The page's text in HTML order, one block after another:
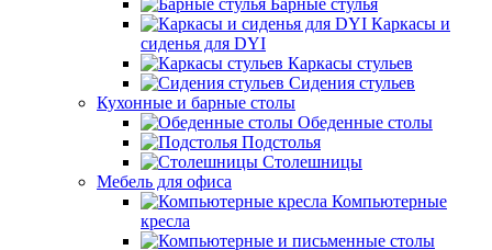
Барные стулья
Каркасы и
сиденья для DYI
Каркасы стульев
Сидения стульев
Кухонные и барные столы
Обеденные столы
Подстолья
Столешницы
Мебель для офиса
Компьютерные
кресла